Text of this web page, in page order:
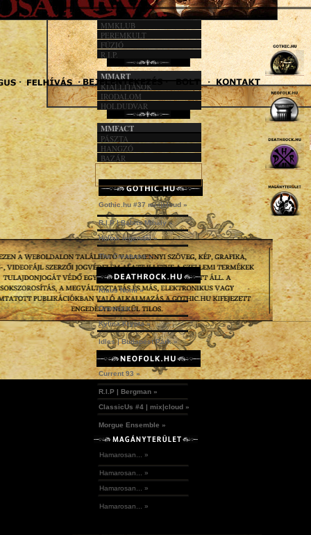
MMACT
MMKLUB
PEREMKULT
FÚZIÓ
R.I.P.
MMART
KIÁLLÍTÁSOK
IRODALOM
HOLDUDVAR
MMFACT
PÁSZTA
HANGZÓ
BAZÁR
Gothic.hu #37 mix|cloud »
R.I.P | Babits Mihály »
Holtak legendái »
The Creatures »
Klaus Nomi »
Omniozis »
Kylmä Krypta »
Idles | Budapest Park »
Current 93 »
R.I.P | Bergman »
ClassicUs #4 | mix|cloud »
Morgue Ensemble »
Hamarosan... »
Hamarosan... »
Hamarosan... »
Hamarosan... »